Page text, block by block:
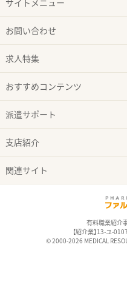
お問い合わせ
求人特集
おすすめコンテンツ
派遣サポート
支店紹介
関連サイト
有料職業紹介
【紹介業】13-ユ-
© 2000-2026 MEDICAL